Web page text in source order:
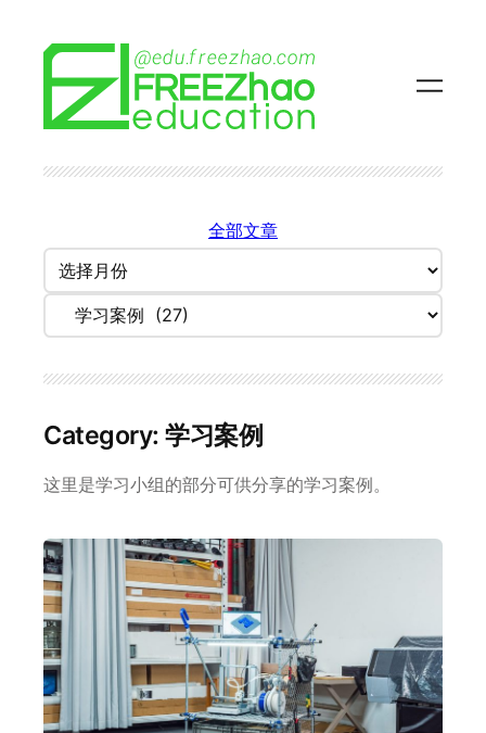
全部文章
归
档Categories
Category:学习案例
这里是学习小组的部分可供分享的学习案例。